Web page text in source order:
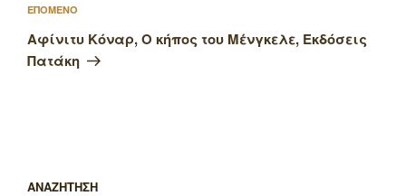
Επόμενο
άρθρο
ΕΠΟΜΕΝΟ
Αφίνιτυ Κόναρ, Ο κήπος του Μένγκελε, Εκδόσεις
Πατάκη
ΑΝΑΖΗΤΗΣΗ